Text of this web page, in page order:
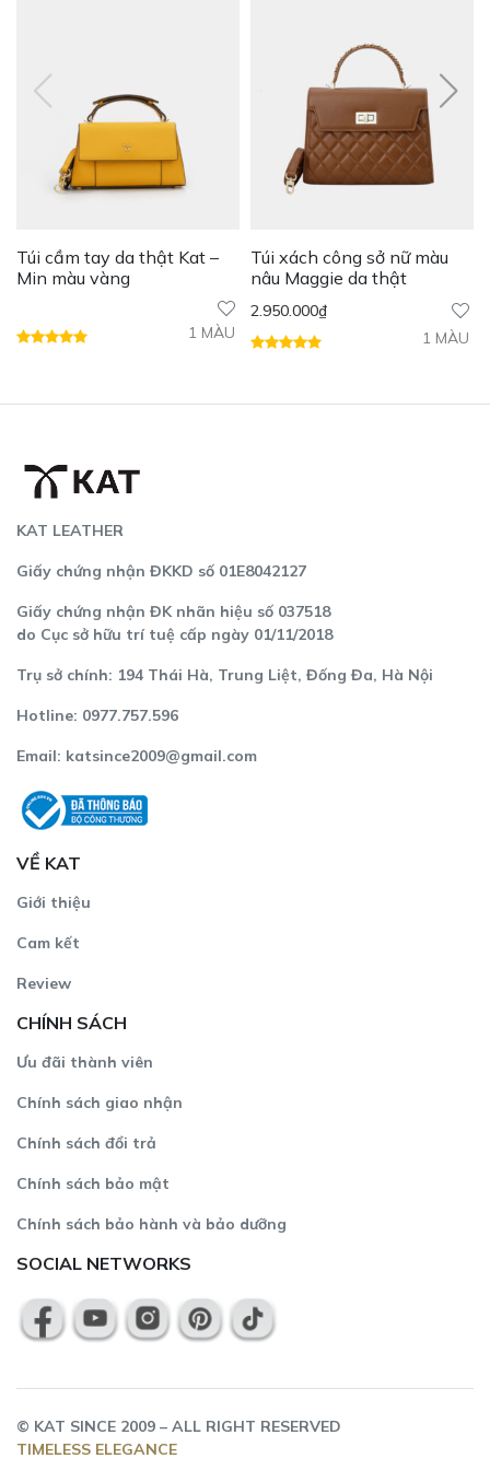
Dáng túi hình trụ với không gian đựng đồ rộng rãi
tinh tế, cao cấp của sản phẩm.
Mei có đa dạng các phiên bản màu khác để bạn lựa
chéo với dây da dài đính kèm có thể điều chỉnh độ dài.
Bạn có thể tham khảo thêm các phiên bản của Mei như:
Túi cầm tay da thật Kat –
Min màu vàng
1 MÀU
Túi xách công sở nữ màu
nâu Maggie da thật
2.950.000₫
1 MÀU
KAT LEATHER
Giấy chứng nhận ĐKKD số 01E8042127
Giấy chứng nhận ĐK nhãn hiệu số 037518
do Cục sở hữu trí tuệ cấp ngày 01/11/2018
Trụ sở chính: 194 Thái Hà, Trung Liệt, Đống Đa, Hà Nội
Hotline: 0977.757.596
Email: katsince2009@gmail.com
VỀ KAT
Giới thiệu
Cam kết
Review
CHÍNH SÁCH
Ưu đãi thành viên
Chính sách giao nhận
Chính sách đổi trả
Chính sách bảo mật
Chính sách bảo hành và bảo dưỡng
SOCIAL NETWORKS
© KAT SINCE 2009 – ALL RIGHT RESERVED
TIMELESS ELEGANCE